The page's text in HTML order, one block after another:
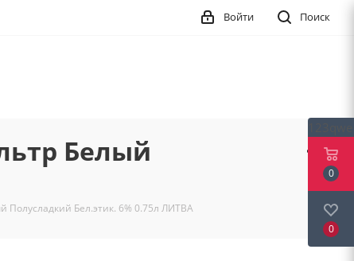
Поиск
Войти
Белый
Полусладкий Бел.этик. 6% 0.75л ЛИТВА
0
0